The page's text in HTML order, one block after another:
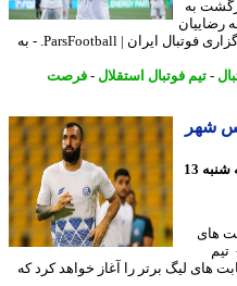
به
فرصت داد! اولین بار در پارس فوتبال | خبرگزاری فوتبال ایران | ParsFootball. - به
تیم فوتبال استقلال-فرصت
5 روز پیش - سه شنبه 13
لیگ برتر را آغاز خواهد کرد که